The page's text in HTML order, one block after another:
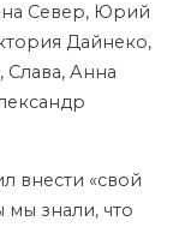
Север, Юрий
Дайнеко,
Анна
внести «свой
мы знали, что